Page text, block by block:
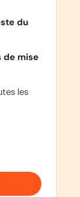
du
de mise
les